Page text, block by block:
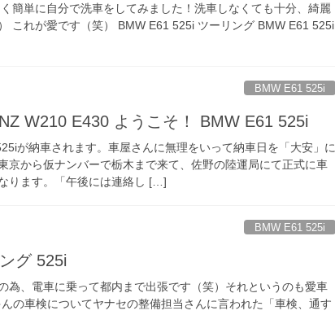
簡単に自分で洗車をしてみました！洗車しなくても十分、綺麗
これが愛です（笑） BMW E61 525i ツーリング BMW E61 525i
BMW E61 525i
W210 E430 ようこそ！ BMW E61 525i
が納車されます。車屋さんに無理をいって納車日を「大安」に
京から仮ナンバーで栃木まで来て、佐野の陸運局にて正式に車
ります。「午後には連絡し […]
BMW E61 525i
グ 525i
為、電車に乗って都内まで出張です（笑）それというのも愛車
の車検についてヤナセの整備担当さんに言われた「車検、通す